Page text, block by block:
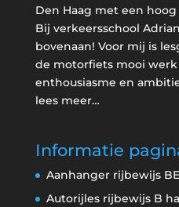
Den Haag met een
Bij verkeersschool
bovenaan! Voor mij is
de motorfiets mooi
enthousiasme en
lees meer…
Informatie
Aanhanger rijbewijs
Autorijles rijbewijs B